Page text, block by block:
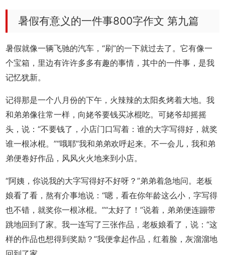
暑假有意义的一件事800字作文 第九篇
暑假就像一辆飞驰的汽车，“刷”的一下就过去了。它有像一
个宝箱，里边有许许多多有趣的事情，其中的一件事，是我
记忆犹新。
记得那是一个八月份的下午，火辣辣的太阳炙烤着大地。我
和弟弟像往常一样，向姥爷要钱买冰棍吃。可姥爷却摇摇
头，说：“不要钱了，小店门口写着：谁的大字写得好，就奖
谁一根冰棍。”“哦耶”我和弟弟欢呼起来。不一会儿，我和弟
弟便卷好作品，风风火火地来到小店。
“阿姨，你说我的大字写得好不好呀？”弟弟着急地问。老板
娘看了看，熬有介事地说：“嗯，看在你年龄这么小，字写得
也不错，就奖你一根冰棍。”“太好了！”说着，弟弟便连蹦带
跳地回到了家。我一连写了三张作品，老板娘看了，说：“这
样的作品也想得到奖励？”我便拿起作品，红着脸，灰溜溜地